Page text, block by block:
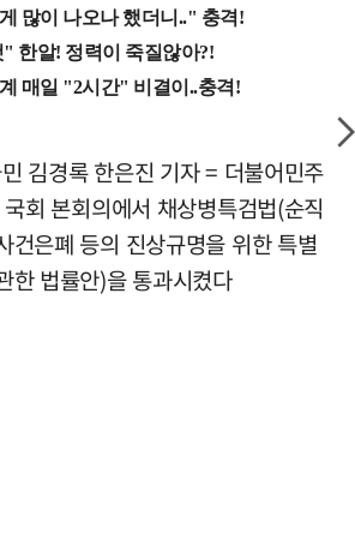
김경록 한은진 기자 = 더불어민주
회 본회의에서 채상병특검법(순직
건은폐 등의 진상규명을 위한 특별
한 법률안)을 통과시켰다